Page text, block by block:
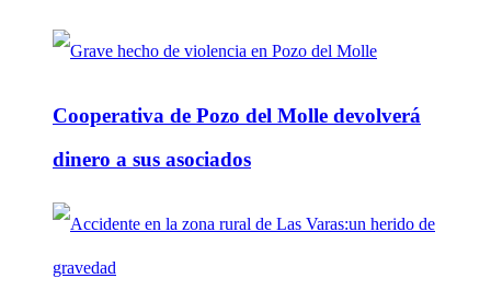
Cooperativa de Pozo del Molle devolverá
dinero a sus asociados